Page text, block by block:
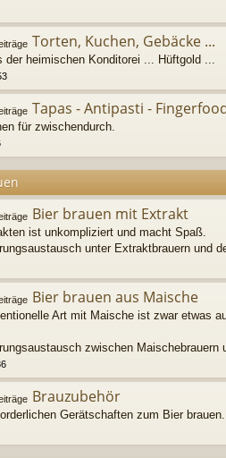
Torten, Kuchen, Gebäcke ...
der heimischen Konditorei ... Hüftgold ...
Tapas - Antipasti -
für zwischendurch.
Bier brauen mit Extrakt
ist unkompliziert und macht Spaß.
unter Extraktbrauern und
Bier brauen aus Maische
Art mit Maische ist zwar etwas
zwischen Maischebrauern
Brauzubehör
Gerätschaften zum Bier brauen.